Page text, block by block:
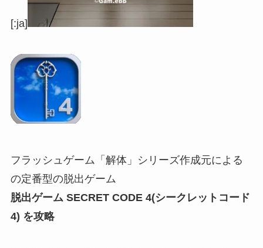
[:ja]
フラッシュゲーム「解体」シリーズ作成元による
の定番型の脱出ゲーム
脱出ゲーム SECRET CODE 4(シークレットコード
4) を攻略